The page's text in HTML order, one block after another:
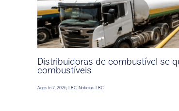
Distribuidoras de combustível se
combustíveis
Agosto 7, 2026,LBC,Noticias LBC